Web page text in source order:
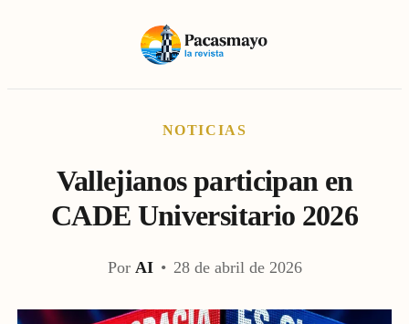
NOTICIAS
Vallejianos participan en
CADE Universitario 2026
Por AI • 28 de abril de 2026